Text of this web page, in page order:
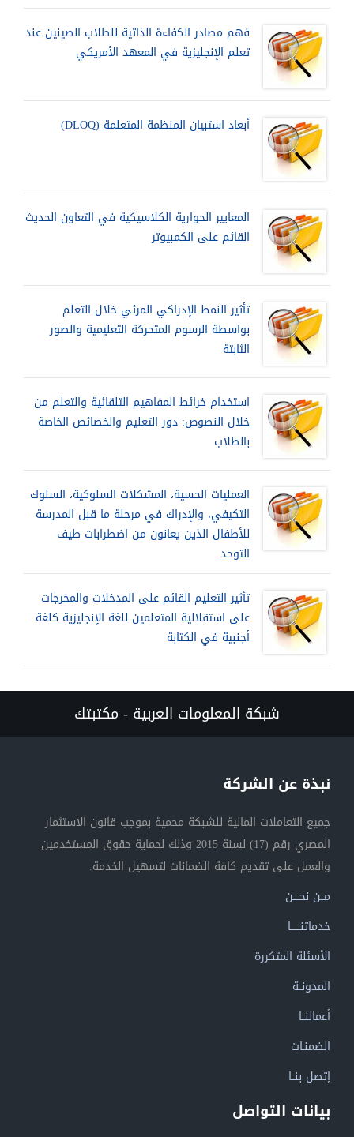
فهم مصادر الكفاءة الذاتية للطلاب الصينين عند
تعلم الإنجليزية في المعهد الأمريكي
أبعاد استبيان المنظمة المتعلمة (DLOQ)
المعايير الحوارية الكلاسيكية في التعاون الحديث
القائم على الكمبيوتر
تأثير النمط الإدراكي المرئي خلال التعلم
بواسطة الرسوم المتحركة التعليمية والصور
الثابتة
استخدام خرائط المفاهيم التلقائية والتعلم من
خلال النصوص: دور التعليم والخصائص الخاصة
بالطلاب
العمليات الحسية، المشكلات السلوكية، السلوك
التكيفي، والإدراك في مرحلة ما قبل المدرسة
للأطفال الذين يعانون من اضطرابات طيف
التوحد
تأثير التعليم القائم على المدخلات والمخرجات
على استقلالية المتعلمين للغة الإنجليزية كلغة
أجنبية في الكتابة
شبكة المعلومات العربية - مكتبتك
نبذة عن الشركة
جميع التعاملات المالية للشبكة محمية بموجب قانون الاستثمار
المصري رقم (17) لسنة 2015 وذلك لحماية حقوق المستخدمين
والعمل على تقديم كافة الضمانات لتسهيل الخدمة.
مــن نحــــن
خدماتنــــــا
الأسئلة المتكررة
المدونــة
أعمالنــا
الضمنـات
إتصل بنــا
بيانات التواصل